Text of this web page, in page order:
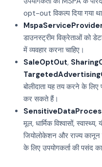
opt-out विकल्प दिया गया
डाउनस्ट्रीम विक्रेताओं को
में व्यवहार करना चाहिए।
SaleOptOut,
बोलीदाता यह तय करने के
कर सकते हैं।
मूल, धार्मिक विश्वासों,
जियोलोकेशन और राज्य कानून
के लिए उपयोगकर्ता की पसंद